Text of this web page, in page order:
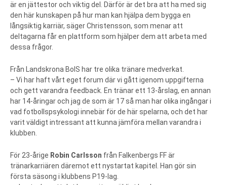
är en jättestor och viktig del. Därför är det bra att ha med sig
den här kunskapen på hur man kan hjälpa dem bygga en
långsiktig karriär, säger Christensson, som menar att
deltagarna får en plattform som hjälper dem att arbeta med
dessa frågor.
Från Landskrona BoIS har tre olika tränare medverkat.
– Vi har haft vårt eget forum där vi gått igenom uppgifterna
och gett varandra feedback. En tränar ett 13-årslag, en annan
har 14-åringar och jag de som är 17 så man har olika ingångar i
vad fotbollspsykologi innebär för de här spelarna, och det har
varit väldigt intressant att kunna jämföra mellan varandra i
klubben.
För 23-årige Robin Carlsson från Falkenbergs FF är
tränarkarriären däremot ett nystartat kapitel. Han gör sin
första säsong i klubbens P19-lag.